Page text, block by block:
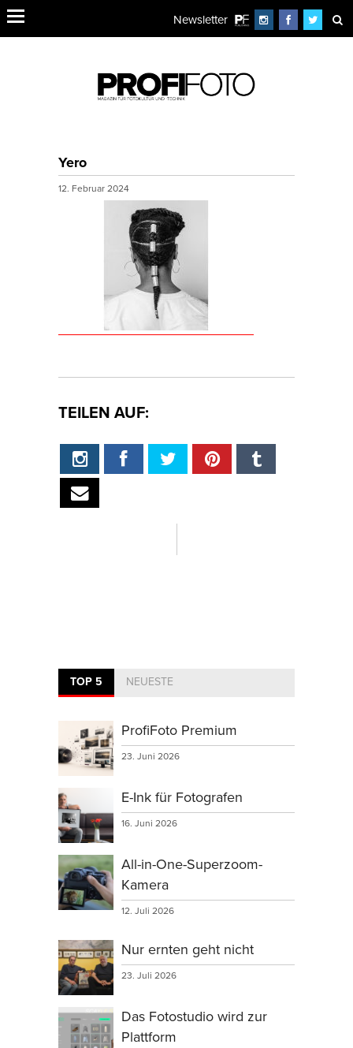
Newsletter
Yero
12. Februar 2024
TEILEN AUF:
TOP 5 NEUESTE
ProfiFoto Premium
23. Juni 2026
E-Ink für Fotografen
16. Juni 2026
All-in-One-Superzoom-
Kamera
12. Juli 2026
Nur ernten geht nicht
23. Juli 2026
Das Fotostudio wird zur
Plattform